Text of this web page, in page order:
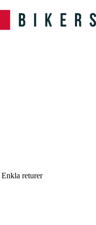
Enkla returer